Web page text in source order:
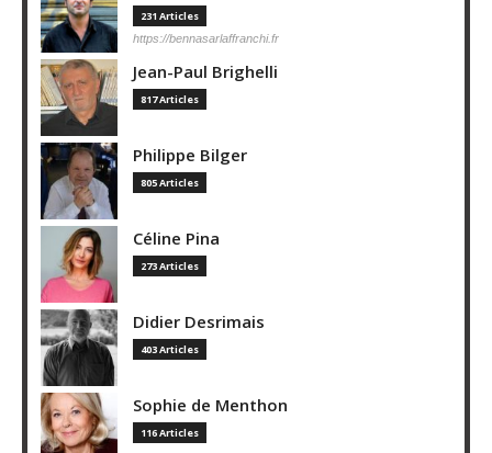
231 Articles
https://bennasarlaffranchi.fr
Jean-Paul Brighelli
817 Articles
Philippe Bilger
805 Articles
Céline Pina
273 Articles
Didier Desrimais
403 Articles
Sophie de Menthon
116 Articles